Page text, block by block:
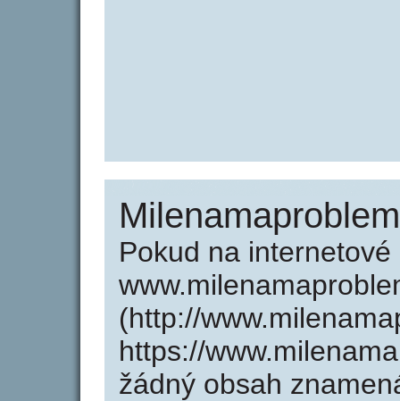
Pokud na internetové
(http://
https://
žádný obsah